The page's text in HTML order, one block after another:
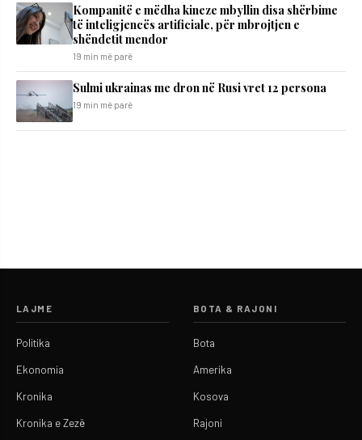
Kompanitë e mëdha kineze mbyllin disa shërbime
të inteligjencës artificiale, për mbrojtjen e
shëndetit mendor
19 min më parë
Sulmi ukrainas me dron në Rusi vret 12 persona
19 min më parë
LAJME
Politika
Ekonomia
Kronika
Kronika e Zezë
BOTA & RAJONI
Bota
Amerika
Kosova
Rajoni